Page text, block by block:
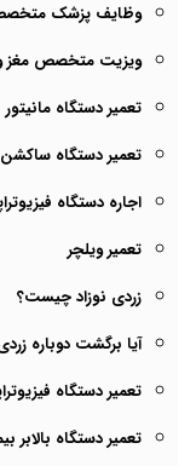
وظایف پزشک
ویزیت متخصص مغز
تعمیر دستگاه
تعمیر دستگاه
اجاره دستگاه
تعمیر ویلچر
زردی نوزاد چیست؟
آیا برگشت دوباره
تعمیر دستگاه
تعمیر دستگاه بالابر